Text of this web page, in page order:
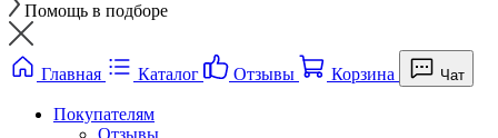
Помощь в подборе
Главная Каталог Отзывы Корзина Чат
Покупателям
Отзывы